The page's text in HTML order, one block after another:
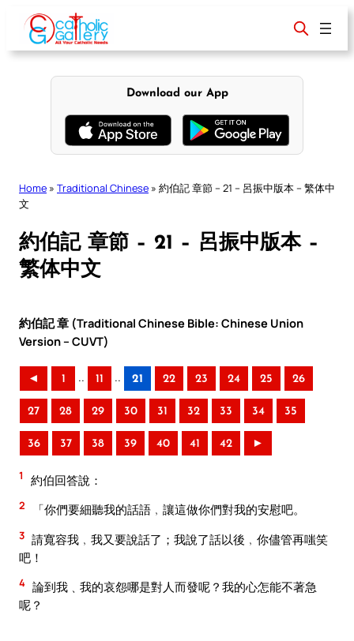
content
Download our App
Home » Traditional Chinese » 約伯記 章節 – 21 – 呂振中版本 – 繁体中
文
約伯記 章節 – 21 – 呂振中版本 –
繁体中文
約伯記 章 (Traditional Chinese Bible: Chinese Union
Version – CUVT)
◄ 1 .. 11 .. 21 22 23 24 25 26
27 28 29 30 31 32 33 34 35
36 37 38 39 40 41 42 ►
1 約伯回答說：
2 「你們要細聽我的話語﹐讓這做你們對我的安慰吧。
3 請寬容我﹐我又要說話了；我說了話以後﹐你儘管再嗤笑
吧！
4 論到我﹑我的哀怨哪是對人而發呢？我的心怎能不著急
呢？